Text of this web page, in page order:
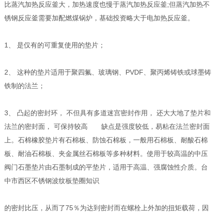
比蒸汽加热反应釜大，加热速度也慢于蒸汽加热反应釜;但蒸汽加热不
锈钢反应釜需要加配燃煤锅炉，基础投资略大于电加热反应釜。
1、 是仅有的可重复使用的垫片；
2、 这种的垫片适用于聚四氟、玻璃钢、PVDF、聚丙烯铸铁或球墨铸
铁制的法兰；
3、 凸起的密封环， 不但具有多道迷宫密封作用， 还大大地了垫片和
法兰的密封面， 可保持较高 缺点是强度较低，易粘在法兰密封面
上。石棉橡胶垫片有石棉板、防蚀石棉板，一般用石棉板、耐酸石棉
板、耐油石棉板、夹金属丝石棉板等多种材料。使用于较高温的中压
阀门石墨垫片由石墨制成的平垫片，适用于高温、强腐蚀性介质。台
中市西区不锈钢波纹板垫圈知识
的密封比压，从而了75％为达到密封而在螺栓上外加的扭矩载荷，因